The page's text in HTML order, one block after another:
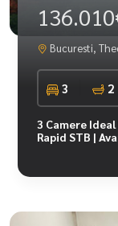
Bucuresti,
3 2
3 Camere
Rapid STB |